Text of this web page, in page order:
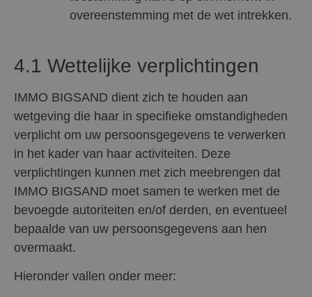
overeenstemming met de wet intrekken.
4.1 Wettelijke verplichtingen
IMMO BIGSAND dient zich te houden aan
wetgeving die haar in specifieke omstandigheden
verplicht om uw persoonsgegevens te verwerken
in het kader van haar activiteiten. Deze
verplichtingen kunnen met zich meebrengen dat
IMMO BIGSAND moet samen te werken met de
bevoegde autoriteiten en/of derden, en eventueel
bepaalde van uw persoonsgegevens aan hen
overmaakt.
Hieronder vallen onder meer: